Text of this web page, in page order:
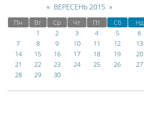
« ВЕРЕСЕНЬ 2015 »
Пн Вт Ср Чт Пт Сб
Нд
1
2 3 4 5
6
7
8 9 10 11 12
13
14
15 16 17 18 19
20
21
22 23 24 25 26
27
28
29 30